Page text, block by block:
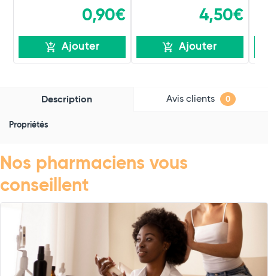
0,90€
Ajouter
4,50€
Ajouter
Description Avis clients 0
Propriétés
Nos pharmaciens vous
conseillent